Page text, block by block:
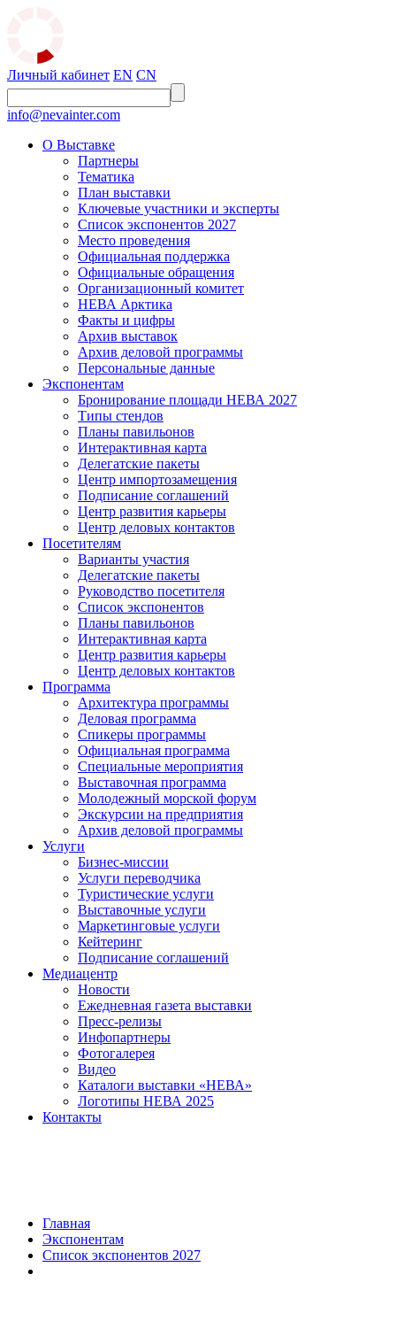
Личный кабинет EN CN
info@nevainter.com
О Выставке
Партнеры
Тематика
План выставки
Ключевые участники и эксперты
Список экспонентов 2027
Место проведения
Официальная поддержка
Официальные обращения
Организационный комитет
НЕВА Арктика
Факты и цифры
Архив выставок
Архив деловой программы
Персональные данные
Экспонентам
Бронирование площади НЕВА 2027
Типы стендов
Планы павильонов
Интерактивная карта
Делегатские пакеты
Центр импортозамещения
Подписание соглашений
Центр развития карьеры
Центр деловых контактов
Посетителям
Варианты участия
Делегатские пакеты
Руководство посетителя
Список экспонентов
Планы павильонов
Интерактивная карта
Центр развития карьеры
Центр деловых контактов
Программа
Архитектура программы
Деловая программа
Спикеры программы
Официальная программа
Специальные мероприятия
Выставочная программа
Молодежный морской форум
Экскурсии на предприятия
Архив деловой программы
Услуги
Бизнес-миссии
Услуги переводчика
Туристические услуги
Выставочные услуги
Маркетинговые услуги
Кейтеринг
Подписание соглашений
Медиацентр
Новости
Ежедневная газета выставки
Пресс-релизы
Инфопартнеры
Фотогалерея
Видео
Каталоги выставки «НЕВА»
Логотипы НЕВА 2025
Контакты
Главная
Экспонентам
Список экспонентов 2027